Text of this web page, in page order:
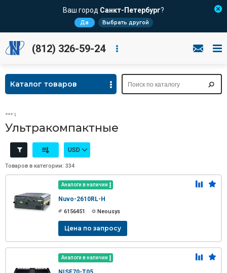
Ваш город Санкт-Петербург?
Да Выбрать другой
(812) 326-59-24
Каталог товаров
Ультракомпактные
USD
Товаров в категории: 334
Аналоги в наличии
Nuvo-2610RL-H
6156451 Neousys
Цена по запросу
Аналоги в наличии